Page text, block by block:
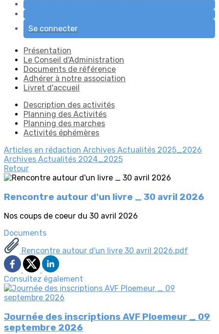
Se connecter
Présentation
Le Conseil d'Administration
Documents de référence
Adhérer à notre association
Livret d'accueil
Description des activités
Planning des Activités
Planning des marches
Activités éphémères
Articles en rédaction Archives Actualités 2025_2026
Archives Actualités 2024_2025
Retour
Rencontre autour d'un livre _ 30 avril 2026
Nos coups de coeur du 30 avril 2026
Documents
Rencontre autour d'un livre 30 avril 2026.pdf
Consultez également
Journée des inscriptions AVF Ploemeur _ 09
septembre 2026